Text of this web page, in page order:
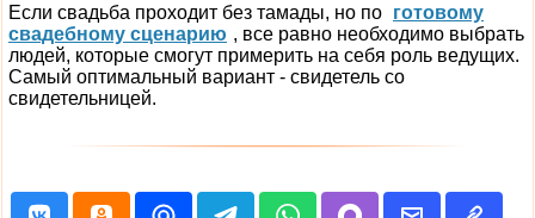
Если свадьба проходит без тамады, но по готовому
свадебному сценарию , все равно необходимо выбрать
людей, которые смогут примерить на себя роль ведущих.
Самый оптимальный вариант - свидетель со
свидетельницей.